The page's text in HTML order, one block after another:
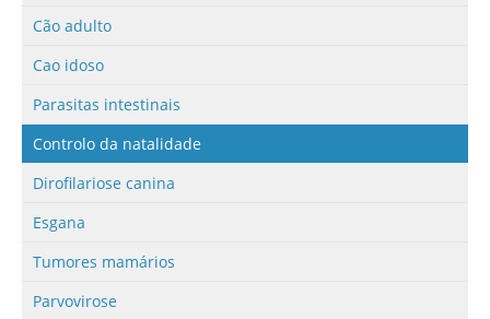
Cão adulto
Cao idoso
Parasitas intestinais
Controlo da natalidade
Dirofilariose canina
Esgana
Tumores mamários
Parvovirose